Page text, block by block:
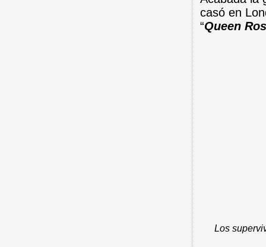
casó en
“Queen
Los